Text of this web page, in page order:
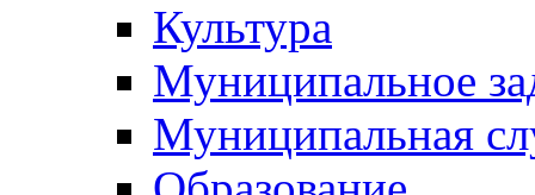
Культура
Муниципальное
Муниципальная